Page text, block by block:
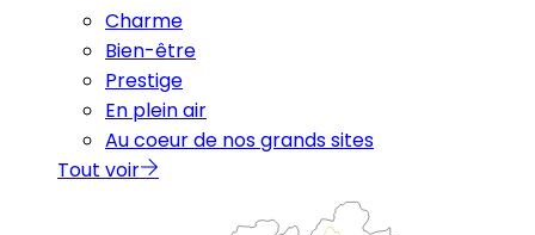
Charme
Bien-être
Prestige
En plein air
Au coeur de nos grands sites
Tout voir